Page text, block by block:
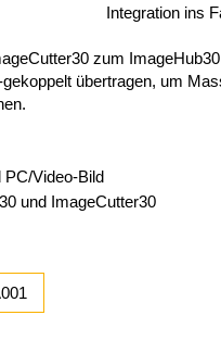
Integration ins
zum
übertragen, um
PC/Video-Bild
und ImageCutter30